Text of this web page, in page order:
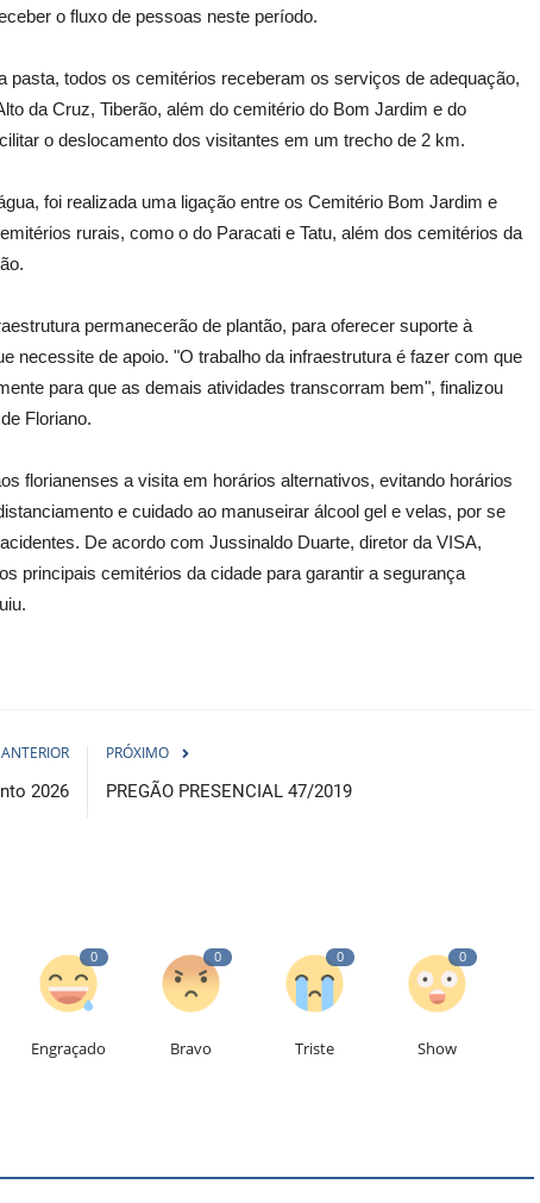
o fluxo de pessoas neste período.
todos os cemitérios receberam os serviços de adequação,
da Cruz, Tiberão, além do cemitério do Bom Jardim e do
o deslocamento dos visitantes em um trecho de 2 km.
foi realizada uma ligação entre os Cemitério Bom Jardim e
rurais, como o do Paracati e Tatu, além dos cemitérios da
permanecerão de plantão, para oferecer suporte à
necessite de apoio. "O trabalho da infraestrutura é fazer com que
para que as demais atividades transcorram bem", finalizou
Floriano.
florianenses a visita em horários alternativos, evitando horários
e cuidado ao manuseirar álcool gel e velas, por se
De acordo com Jussinaldo Duarte, diretor da VISA,
principais cemitérios da cidade para garantir a segurança
ANTERIOR
2026
PRÓXIMO
PREGÃO PRESENCIAL 47/2019
0
Engraçado
0
Bravo
0
Triste
0
Show